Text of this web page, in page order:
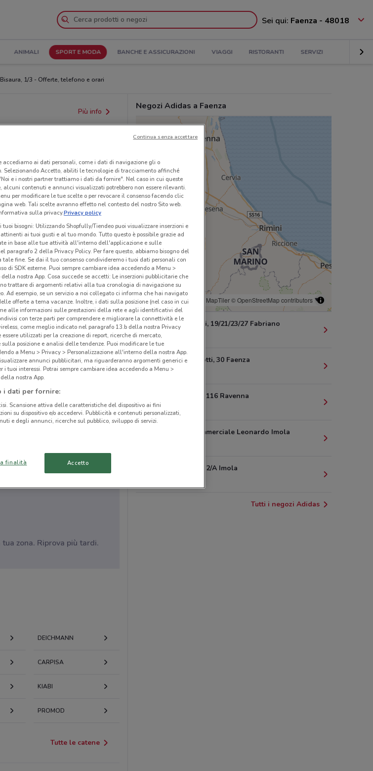
Sei qui: Faenza - 48018
ANIMALI SPORT E MODA BANCHE E ASSICURAZIONI VIAGGI RISTORANTI SERVIZI
1/3 - Offerte, telefono e orari
Più info
nazionali. Verifica l’accuratezza
zona. Riprova più tardi.
Negozi Adidas a Faenza
© MapTiler© OpenStreetMap contributors
Viale B.Gigli, 19/21/23/27 Fabriano
C.So Matteotti, 30 Faenza
699 m
Via Cavour, 116 Ravenna
Centro Commerciale Leonardo Imola
Via Cavour, 2/A Imola
Tutti i negozi Adidas
DEICHMANN
CARPISA
KIABI
PROMOD
Tutte le catene
accediamo ai dati personali, come i dati di navigazione gli o
Selezionando Accetto, abiliti le tecnologie di tracciamento affinché
e i nostri partner trattiamo i dati da fornire". Nel caso in cui queste
alcuni contenuti e annunci visualizzati potrebbero non essere rilevanti.
per modificare le tue scelte o per revocare il consenso facendo clic
web. Tali scelte avranno effetto nel contesto del nostro Sito web.
sulla privacy.Privacy policy
bisogni: Utilizzando Shopfully/Tiendeo puoi visualizzare inserzioni e
ai tuoi gusti e al tuo mondo. Tutto questo è possibile grazie ad
in base alle tue attività all'interno dell'applicazione e sulle
paragrafo 2 della Privacy Policy. Per fare questo, abbiamo bisogno del
fine. Se dai il tuo consenso condivideremo i tuoi dati personali con
di SDK esterne. Puoi sempre cambiare idea accedendo a Menu >
nostra App. Cosa succede se accetti: Le inserzioni pubblicitarie che
trattare di argomenti relativi alla tua cronologia di navigazione su
Ad esempio, se un servizio a noi collegato ci informa che hai navigato
offerte a tema vacanze. Inoltre, i dati sulla posizione (nel caso in cui
alle informazioni sulle prestazioni della rete e agli identificativi del
con terze parti per comprendere e migliorare la connettività e le
come meglio indicato nel paragrafo 13.b della nostra Privacy
utilizzati per la creazione di report, ricerche di mercato,
posizione e analisi delle tendenze. Puoi modificare le tue
a Menu > Privacy > Personalizzazione all'interno della nostra App.
annunci pubblicitari, ma riguarderanno argomenti generici e
tuoi interessi. Potrai sempre cambiare idea accedendo a Menu >
nostra App.
i dati per fornire:
Scansione attiva delle caratteristiche del dispositivo ai fini
su dispositivo e/o accedervi. Pubblicità e contenuti personalizzati,
e degli annunci, ricerche sul pubblico, sviluppo di servizi.
finalità Accetto
Continua senza accettare